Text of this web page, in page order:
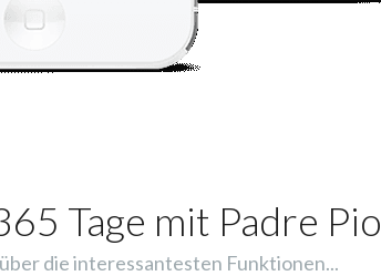
Tage mit Padre Pio
die interessantesten Funktionen...